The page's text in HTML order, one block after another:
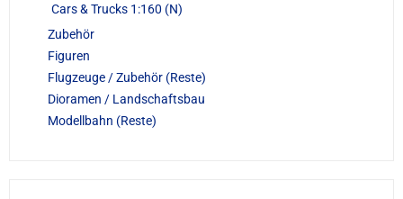
Cars & Trucks 1:160 (N)
Zubehör
Figuren
Flugzeuge / Zubehör (Reste)
Dioramen / Landschaftsbau
Modellbahn (Reste)